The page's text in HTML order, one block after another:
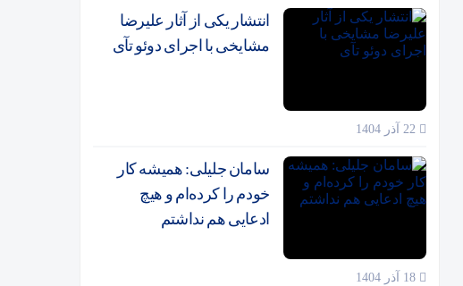
انتشار یکی از آثار علیرضا
مشایخی با اجرای دوئو تآی
سامان جلیلی: همیشه کار
خودم را کرده‌ام و هیچ
ادعایی هم نداشتم